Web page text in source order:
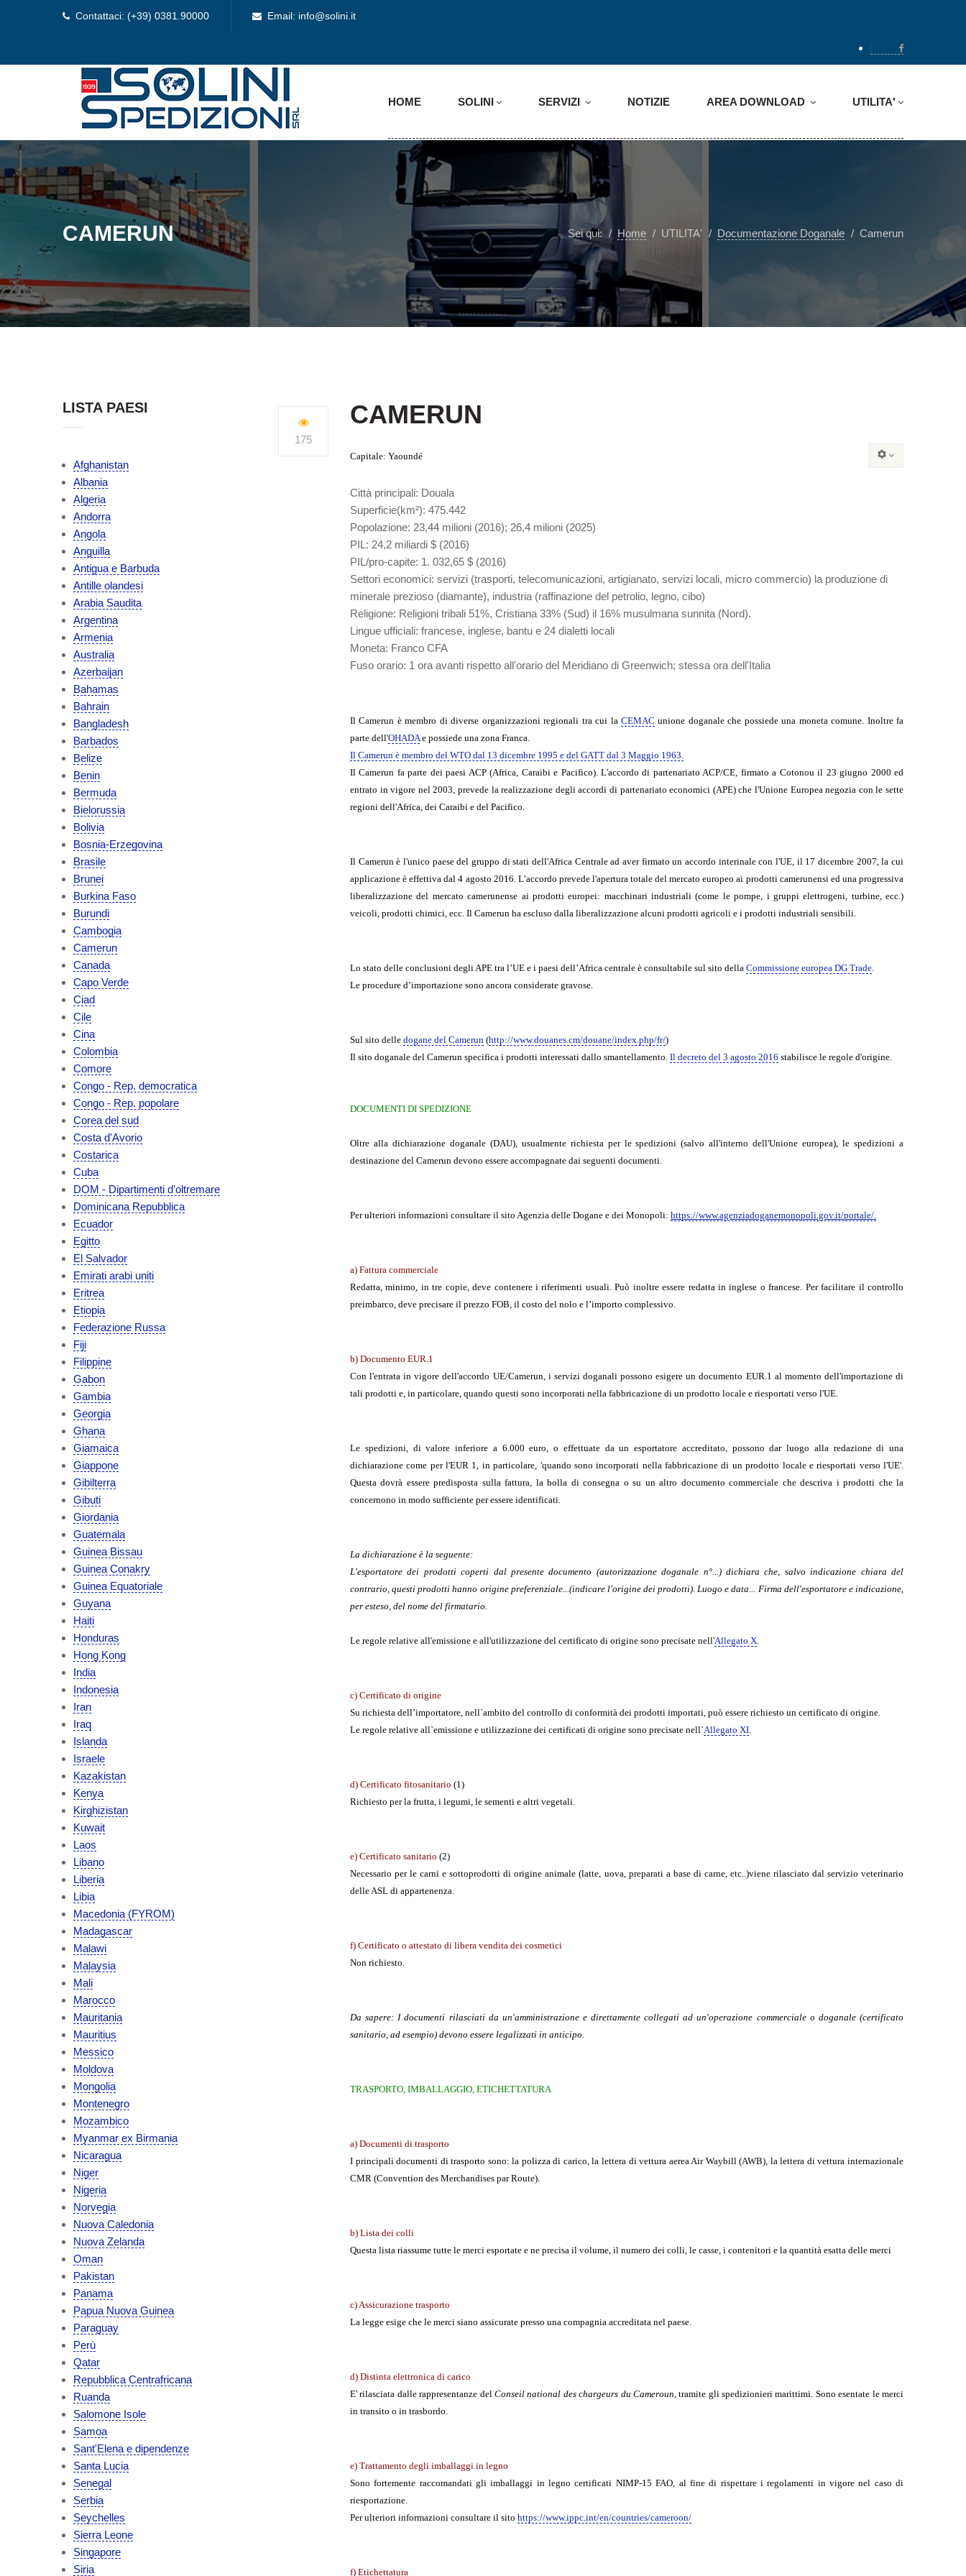
Contattaci: (+39) 0381.90000 Email: info@solini.it
HOME SOLINI SERVIZI NOTIZIE AREA DOWNLOAD UTILITA'
CAMERUN Sei qui: Home UTILITA' Documentazione Doganale Camerun
LISTA PAESI
Afghanistan
Albania
Algeria
Andorra
Angola
Anguilla
Antigua e Barbuda
Antille olandesi
Arabia Saudita
Argentina
Armenia
Australia
Azerbaijan
Bahamas
Bahrain
Bangladesh
Barbados
Belize
Benin
Bermuda
Bielorussia
Bolivia
Bosnia-Erzegovina
Brasile
Brunei
Burkina Faso
Burundi
Cambogia
Camerun
Canada
Capo Verde
Ciad
Cile
Cina
Colombia
Comore
Congo - Rep. democratica
Congo - Rep. popolare
Corea del sud
Costa d'Avorio
Costarica
Cuba
DOM - Dipartimenti d'oltremare
Dominicana Repubblica
Ecuador
Egitto
El Salvador
Emirati arabi uniti
Eritrea
Etiopia
Federazione Russa
Fiji
Filippine
Gabon
Gambia
Georgia
Ghana
Giamaica
Giappone
Gibilterra
Gibuti
Giordania
Guatemala
Guinea Bissau
Guinea Conakry
Guinea Equatoriale
Guyana
Haiti
Honduras
Hong Kong
India
Indonesia
Iran
Iraq
Islanda
Israele
Kazakistan
Kenya
Kirghizistan
Kuwait
Laos
Libano
Liberia
Libia
Macedonia (FYROM)
Madagascar
Malawi
Malaysia
Mali
Marocco
Mauritania
Mauritius
Messico
Moldova
Mongolia
Montenegro
Mozambico
Myanmar ex Birmania
Nicaragua
Niger
Nigeria
Norvegia
Nuova Caledonia
Nuova Zelanda
Oman
Pakistan
Panama
Papua Nuova Guinea
Paraguay
Perù
Qatar
Repubblica Centrafricana
Ruanda
Salomone Isole
Samoa
Sant'Elena e dipendenze
Santa Lucia
Senegal
Serbia
Seychelles
Sierra Leone
Singapore
Siria
175
CAMERUN
Capitale: Yaoundé
Città principali: Douala
Superficie(km²): 475.442
Popolazione: 23,44 milioni (2016); 26,4 milioni (2025)
PIL : 24,2 miliardi $ (2016)
PIL/pro-capite: 1. 032,65 $ (2016)
Settori economici: servizi (trasporti, telecomunicazioni, artigianato, servizi locali, micro commercio) la produzione di
minerale prezioso (diamante), industria (raffinazione del petrolio, legno, cibo)
Religione: Religioni tribali 51%, Cristiana 33% (Sud) il 16% musulmana sunnita (Nord).
Lingue ufficiali: francese, inglese, bantu e 24 dialetti locali
Moneta: Franco CFA
Fuso orario: 1 ora avanti rispetto all'orario del Meridiano di Greenwich; stessa ora dell'Italia
Il Camerun è membro di diverse organizzazioni regionali tra cui la CEMAC unione doganale che possiede una moneta comune. Inoltre fa
parte dell'OHADAe possiede una zona Franca.
Il Camerun è membro del WTO dal 13 dicembre 1995 e del GATT dal 3 Maggio 1963.
Il Camerun fa parte dei paesi ACP (Africa, Caraibi e Pacifico). L'accordo di partenariato ACP/CE, firmato a Cotonou il 23 giugno 2000 ed
entrato in vigore nel 2003, prevede la realizzazione degli accordi di partenariato economici (APE) che l'Unione Europea negozia con le sette
regioni dell'Africa, dei Caraibi e del Pacifico.
Il Camerun è l'unico paese del gruppo di stati dell'Africa Centrale ad aver firmato un accordo interinale con l'UE, il 17 dicembre 2007, la cui
applicazione è effettiva dal 4 agosto 2016. L’accordo prevede l'apertura totale del mercato europeo ai prodotti camerunensi ed una progressiva
liberalizzazione del mercato camerunense ai prodotti europei: macchinari industriali (come le pompe, i gruppi elettrogeni, turbine, ecc.)
veicoli, prodotti chimici, ecc. Il Camerun ha escluso dalla liberalizzazione alcuni prodotti agricoli e i prodotti industriali sensibili.
Lo stato delle conclusioni degli APE tra l’UE e i paesi dell’Africa centrale è consultabile sul sito della Commissione europea DG Trade.
Le procedure d’importazione sono ancora considerate gravose.
Sul sito delle dogane del Camerun (http://www.douanes.cm/douane/index.php/fr/)
Il sito doganale del Camerun specifica i prodotti interessati dallo smantellamento. Il decreto del 3 agosto 2016 stabilisce le regole d'origine.
DOCUMENTI DI SPEDIZIONE
Oltre alla dichiarazione doganale (DAU), usualmente richiesta per le spedizioni (salvo all'interno dell'Unione europea), le spedizioni a
destinazione del Camerun devono essere accompagnate dai seguenti documenti.
Per ulteriori informazioni consultare il sito Agenzia delle Dogane e dei Monopoli: https://www.agenziadoganemonopoli.gov.it/portale/.
a) Fattura commerciale
Redatta, minimo, in tre copie, deve contenere i riferimenti usuali. Può inoltre essere redatta in inglese o francese. Per facilitare il controllo
preimbarco, deve precisare il prezzo FOB, il costo del nolo e l’importo complessivo.
b) Documento EUR.1
Con l'entrata in vigore dell'accordo UE/Camerun, i servizi doganali possono esigere un documento EUR.1 al momento dell'importazione di
tali prodotti e, in particolare, quando questi sono incorporati nella fabbricazione di un prodotto locale e riesportati verso l'UE.
Le spedizioni, di valore inferiore a 6.000 euro, o effettuate da un esportatore accreditato, possono dar luogo alla redazione di una
dichiarazione come per l'EUR 1, in particolare, 'quando sono incorporati nella fabbricazione di un prodotto locale e riesportati verso l'UE'.
Questa dovrà essere predisposta sulla fattura, la bolla di consegna o su un altro documento commerciale che descriva i prodotti che la
concernono in modo sufficiente per essere identificati.
La dichiarazione è la seguente:
L'esportatore dei prodotti coperti dal presente documento (autorizzazione doganale n°...) dichiara che, salvo indicazione chiara del
contrario, questi prodotti hanno origine preferenziale...(indicare l'origine dei prodotti). Luogo e data... Firma dell'esportatore e indicazione,
per esteso, del nome del firmatario.
Le regole relative all'emissione e all'utilizzazione del certificato di origine sono precisate nell'Allegato X.
c) Certificato di origine
Su richiesta dell’importatore, nell`ambito del controllo di conformità dei prodotti importati, può essere richiesto un certificato di origine.
Le regole relative all`emissione e utilizzazione dei certificati di origine sono precisate nell`Allegato XI.
d) Certificato fitosanitario (1)
Richiesto per la frutta, i legumi, le sementi e altri vegetali.
e) Certificato sanitario (2)
Necessario per le carni e sottoprodotti di origine animale (latte, uova, preparati a base di carne, etc..)viene rilasciato dal servizio veterinario
delle ASL di appartenenza.
f) Certificato o attestato di libera vendita dei cosmetici
Non richiesto.
Da sapere:I documenti rilasciati da un'amministrazione e direttamente collegati ad un'operazione commerciale o doganale (certificato
sanitario, ad esempio) devono essere legalizzati in anticipo.
TRASPORTO, IMBALLAGGIO, ETICHETTATURA
a) Documenti di trasporto
I principali documenti di trasporto sono: la polizza di carico, la lettera di vettura aerea Air Waybill (AWB), la lettera di vettura internazionale
CMR (Convention des Merchandises par Route).
b) Lista dei colli
Questa lista riassume tutte le merci esportate e ne precisa il volume, il numero dei colli, le casse, i contenitori e la quantità esatta delle merci
c) Assicurazione trasporto
La legge esige che le merci siano assicurate presso una compagnia accreditata nel paese.
d) Distinta elettronica di carico
E' rilasciata dalle rappresentanze del Conseil national des chargeurs du Cameroun, tramite gli spedizionieri marittimi. Sono esentate le merci
in transito o in trasbordo.
e) Trattamento degli imballaggi in legno
Sono fortemente raccomandati gli imballaggi in legno certificati NIMP-15 FAO, al fine di rispettare i regolamenti in vigore nel caso di
riesportazione.
Per ulteriori informazioni consultare il sito https://www.ippc.int/en/countries/cameroon/
f) Etichettatura